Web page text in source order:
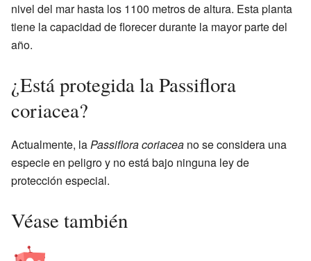
nivel del mar hasta los 1100 metros de altura. Esta planta
tiene la capacidad de florecer durante la mayor parte del
año.
¿Está protegida la Passiflora
coriacea?
Actualmente, laPassiflora coriacea no se considera una
especie en peligro y no está bajo ninguna ley de
protección especial.
Véase también